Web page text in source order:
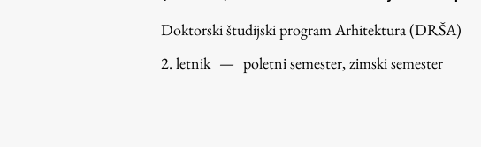
Doktorski študijski program Arhitektura (DRŠA)
2. letnik — poletni semester, zimski semester